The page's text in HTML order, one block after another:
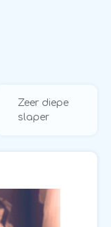
Zeer diepe
slaper